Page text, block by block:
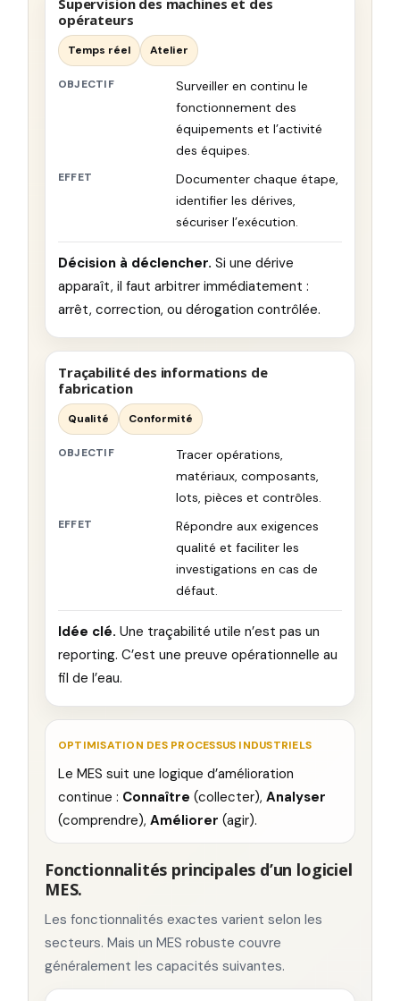
opérateurs
Temps réel Atelier
OBJECTIF
Surveiller en continu le
fonctionnement des
équipements et l’activité
des équipes.
EFFET
Documenter chaque étape,
identifier les dérives,
sécuriser l’exécution.
Décision à déclencher. Si une dérive
apparaît, il faut arbitrer immédiatement :
arrêt, correction, ou dérogation contrôlée.
Traçabilité des informations de
fabrication
Qualité Conformité
OBJECTIF
Tracer opérations,
matériaux, composants,
lots, pièces et contrôles.
EFFET
Répondre aux exigences
qualité et faciliter les
investigations en cas de
défaut.
Idée clé. Une traçabilité utile n’est pas un
reporting. C’est une preuve opérationnelle au
fil de l’eau.
OPTIMISATION DES PROCESSUS INDUSTRIELS
Le MES suit une logique d’amélioration
continue : Connaître (collecter), Analyser
(comprendre), Améliorer (agir).
Fonctionnalités principales d’un logiciel
MES.
Les fonctionnalités exactes varient selon les
secteurs. Mais un MES robuste couvre
généralement les capacités suivantes.